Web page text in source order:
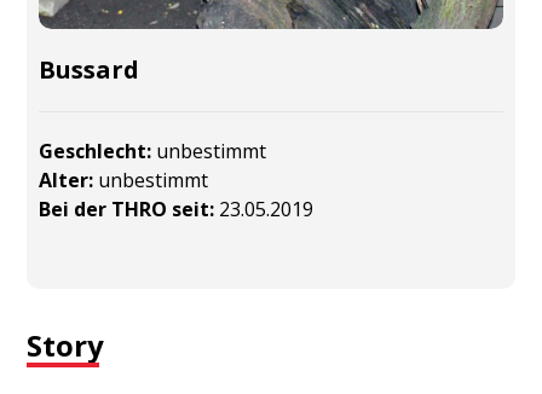
Bussard
Geschlecht: unbestimmt
Alter: unbestimmt
Bei der THRO seit: 23.05.2019
Story